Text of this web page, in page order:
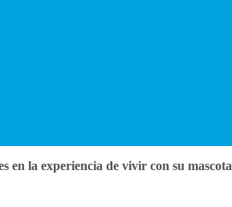
en la experiencia de vivir con su mascota